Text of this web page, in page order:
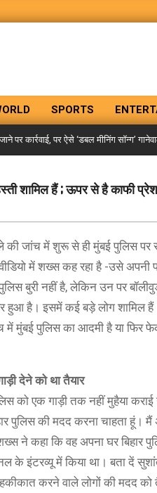
SPORTS
पर ऐसे ‘डबल मीनिंग सॉन्ग’ गानेवाले
शामिल हैं ; ऊपर से है काफी
की जांच में शुरू से ही मुंबई पुलिस
में शख्स कह रहा है -उसे अपनी
बुरी नहीं है, लेकिन उन पर
हुआ है। इसमें कई बड़े लोग शामिल
मुंबई पुलिस का आदमी है या फिर
देने को था तैयार
को एक गाड़ी तक नहीं मुहैया
पुलिस की मदद करना चाहता
ने कहा कि वह अपना घर बिहार
के इंटरव्यू में किया था। बता दें
करने वाले लोगों की मदद को